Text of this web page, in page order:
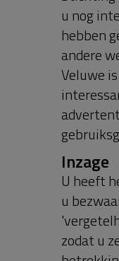
U kunt
Klik dan
wijzigen.
Meer
Op de
Taal
Dit
Indien